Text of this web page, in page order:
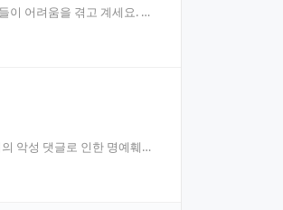
이 어려움을 겪고 계세요. 이
악성 댓글로 인한 명예훼손